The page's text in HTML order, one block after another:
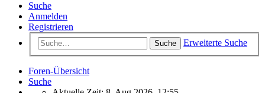
Suche
Anmelden
Registrieren
Suche Erweiterte Suche
Foren-Übersicht
Suche